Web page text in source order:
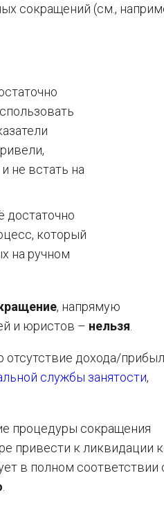
сокращений (см.,
не встать на
достаточно
который
на ручном
, напрямую
и юристов – нельзя
дохода/
службы занятости,
процедуры сокращения
привести к ликвидации
в полном соответствии